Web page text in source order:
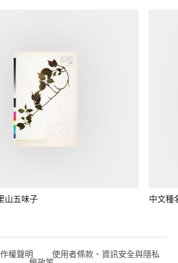
山五味子 中文種
權聲明 使用者條款、資訊安全與隱私